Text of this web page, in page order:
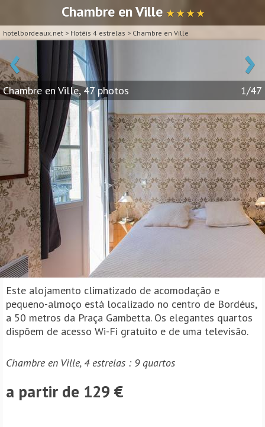
Chambre en Ville ★ ★ ★ ★
hotelbordeaux.net > Hotéis 4 estrelas > Chambre en Ville
‹ ›
Chambre en Ville, 47 photos 1/47
Este alojamento climatizado de acomodação e
pequeno-almoço está localizado no centro de Bordéus,
a 50 metros da Praça Gambetta. Os elegantes quartos
dispõem de acesso Wi-Fi gratuito e de uma televisão.
Chambre en Ville, 4 estrelas : 9 quartos
a partir de 129 €